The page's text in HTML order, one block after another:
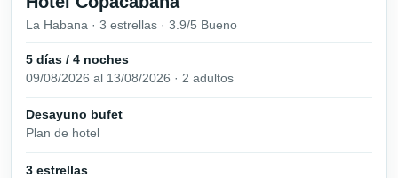
La Habana · 3 estrellas · 3.9/5 Bueno
5 días / 4 noches
09/08/2026 al 13/08/2026 · 2 adultos
Desayuno bufet
Plan de hotel
3 estrellas